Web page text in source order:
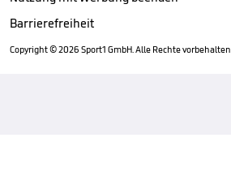
Barrierefreiheit
Copyright ©2026 Sport1 GmbH. Alle Rechte vorbehalten.